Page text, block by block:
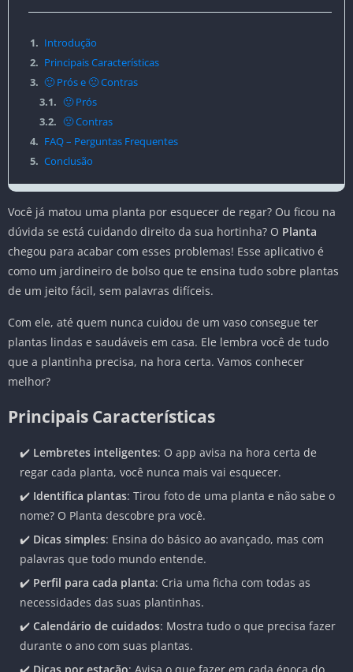
1. Introdução
2. Principais Características
3. 🙂 Prós e 🙁 Contras
3.1. 🙂 Prós
3.2. 🙁 Contras
4. FAQ – Perguntas Frequentes
5. Conclusão
Você já matou uma planta por esquecer de regar? Ou ficou na
dúvida se está cuidando direito da sua hortinha? O Planta
chegou para acabar com esses problemas! Esse aplicativo é
como um jardineiro de bolso que te ensina tudo sobre plantas
de um jeito fácil, sem palavras difíceis.
Com ele, até quem nunca cuidou de um vaso consegue ter
plantas lindas e saudáveis em casa. Ele lembra você de tudo
que a plantinha precisa, na hora certa. Vamos conhecer
melhor?
Principais Características
✔️ Lembretes inteligentes: O app avisa na hora certa de
regar cada planta, você nunca mais vai esquecer.
✔️ Identifica plantas: Tirou foto de uma planta e não sabe o
nome? O Planta descobre pra você.
✔️ Dicas simples: Ensina do básico ao avançado, mas com
palavras que todo mundo entende.
✔️ Perfil para cada planta: Cria uma ficha com todas as
necessidades das suas plantinhas.
✔️ Calendário de cuidados: Mostra tudo o que precisa fazer
durante o ano com suas plantas.